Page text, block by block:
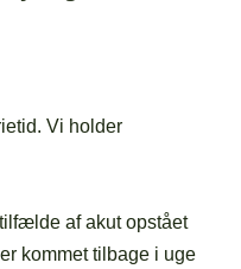
Vi holder
af akut opstået
kommet tilbage i uge